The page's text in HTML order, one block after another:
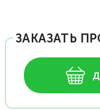
ЗАКАЗАТЬ